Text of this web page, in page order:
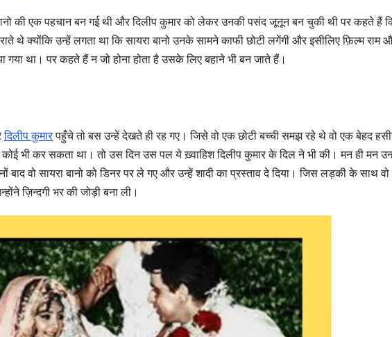
की एक पहचान बन गई थी और दिलीप कुमार को लेकर उनकी पसंद जूनून बन चुकी थी पर कहते हैं
थे क्योंकि उन्हें लगता था कि सायरा बानो उनके सामने काफी छोटी लगेंगी और इसीलिए फ़िल्म राम
गया था। पर कहते हैं न जो होना होता है उसके लिए बहाने भी बन जाते हैं।
दिलीप कुमारपहुँचे तो बस उन्हें देखते ही रह गए। जिसे वो एक छोटी बच्ची समझ रहे थे वो एक बेहद
भी कर सकता था। तो उस दिन उस पल ये ख़्वाहिश दिलीप कुमार के दिल ने भी की। मन ही मन
वो सायरा बानो को डिनर पर ले गए और उन्हें शादी का प्रस्ताव दे दिया। जिस लड़की के साथ वो
ज़िन्दगी भर की जोड़ी बना ली।